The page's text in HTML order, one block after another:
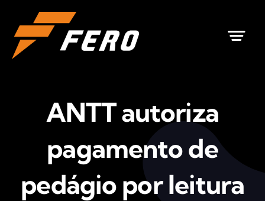
para
conteúdo
ANTT autoriza
pagamento de
pedágio por leitura